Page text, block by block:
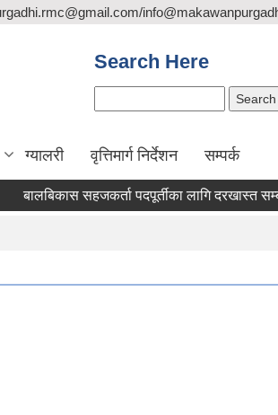
Search Here
ग्यालरी वृत्तिमार्ग निर्देशन सम्पर्क
सहजकर्ता पदपूर्तीका लागि दरखास्त सम्बन्धमा।